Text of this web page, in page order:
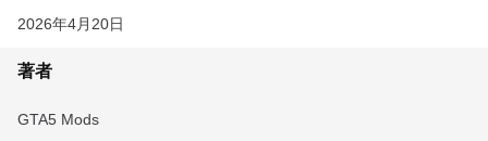
2026年4月20日
著者
GTA5 Mods